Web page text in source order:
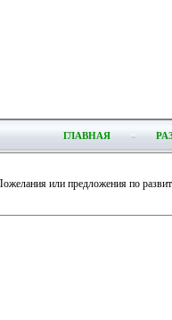
ГЛАВНАЯ
или предложения по